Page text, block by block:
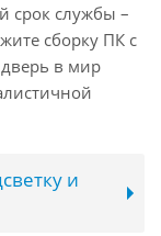
срок службы –
сборку ПК с
в мир
и